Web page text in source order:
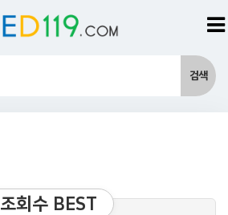
조회수 BEST